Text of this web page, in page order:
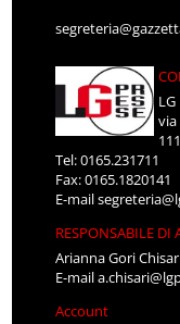
LG
via
Tel: 0165.231711
Fax: 0165.1820141
E-mail
RESPONSABILE DI
Arianna Gori
E-mail
Account